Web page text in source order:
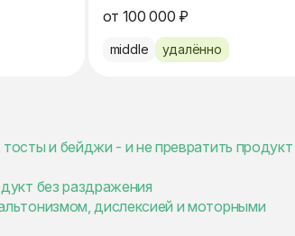
от 100 000 ₽
middle удалённо
и бейджи - и не превратить продукт
без раздражения
дислексией и моторными